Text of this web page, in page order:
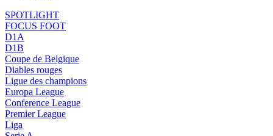
SPOTLIGHT
FOCUS FOOT
D1A
D1B
Coupe de Belgique
Diables rouges
Ligue des champions
Europa League
Conference League
Premier League
Liga